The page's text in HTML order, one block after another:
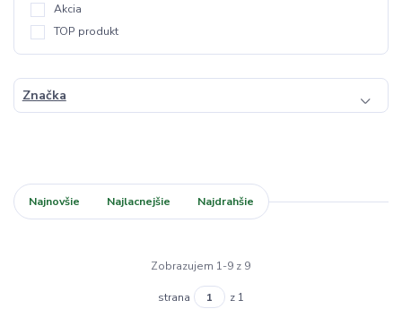
Akcia
TOP produkt
Značka
Najnovšie Najlacnejšie Najdrahšie
Zobrazujem 1-9 z 9
strana z 1